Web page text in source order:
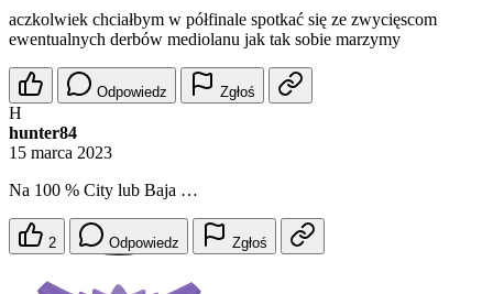
aczkolwiek chciałbym w półfinale spotkać się ze zwycięscom
ewentualnych derbów mediolanu jak tak sobie marzymy
Odpowiedz Zgłoś
H
hunter84
15 marca 2023
Na 100 % City lub Baja …
2 Odpowiedz Zgłoś